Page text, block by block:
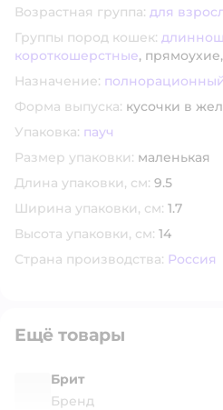
Возрастная группа: для
Группы пород кошек:
короткошерстные, прямоухие,
Назначение: полнорационный
Форма выпуска: кусочки в
Упаковка: пауч
Размер упаковки: маленькая
Длина упаковки, см: 9.5
Ширина упаковки, см: 1.7
Высота упаковки, см: 14
Страна производства: Россия
Ещё товары
Брит
Бренд